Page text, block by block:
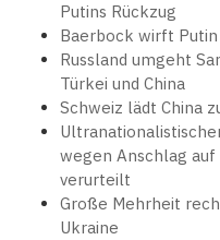
Putins Rückzug
Baerbock wirft
Russland umgeht
Türkei und China
Schweiz lädt China
wegen Anschlag
verurteilt
Große Mehrheit
Ukraine